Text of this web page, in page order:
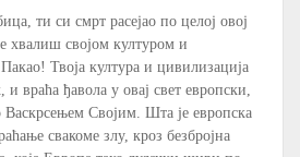
ти си смрт расејао по целој овој
хвалиш својом културом и
Твоја култура и цивилизација
враћа ђавола у овај свет европски,
Васкрсењем Својим. Шта је европска
свакоме злу, кроз безбројна